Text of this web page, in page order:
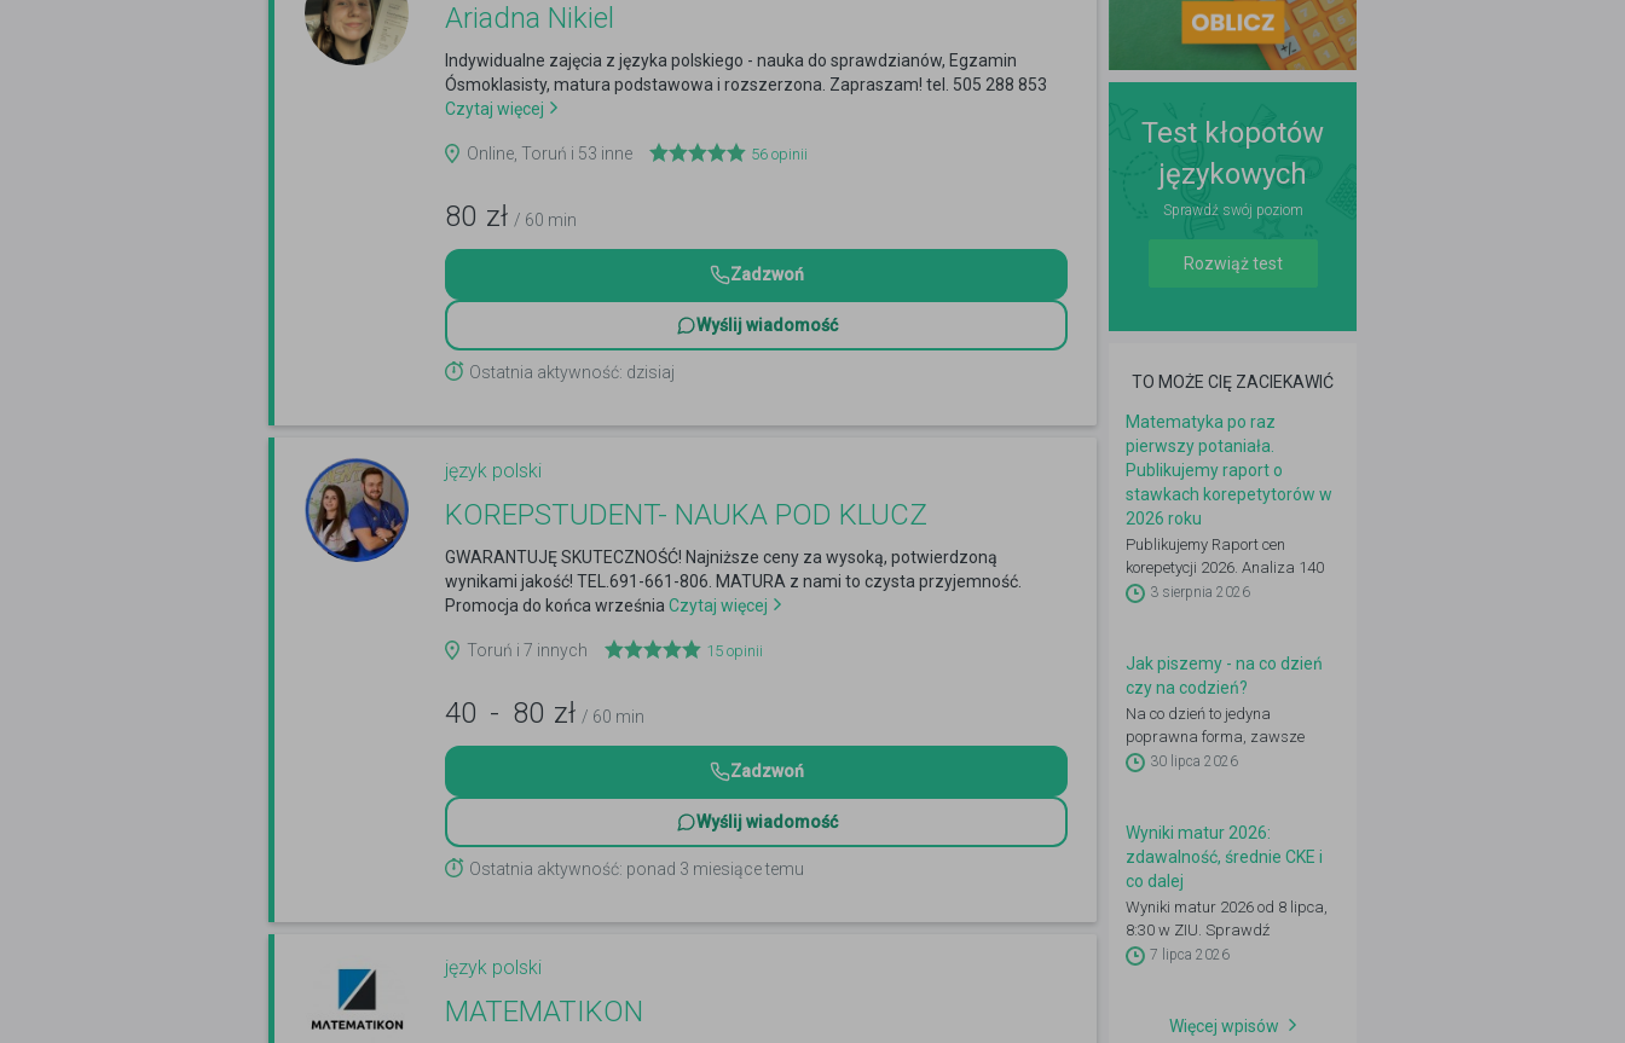
Ariadna Nikiel
Indywidualne zajęcia z języka polskiego - nauka do sprawdzianów, Egzamin
Ósmoklasisty, matura podstawowa i rozszerzona. Zapraszam! tel. 505 288 853
Czytaj więcej
Online, Toruń i 53 inne 56 opinii
80 zł / 60 min
Zadzwoń
Wyślij wiadomość
Ostatnia aktywność: dzisiaj
język polski
KOREPSTUDENT- NAUKA POD KLUCZ
GWARANTUJĘ SKUTECZNOŚĆ! Najniższe ceny za wysoką, potwierdzoną
wynikami jakość! TEL.691-661-806. MATURA z nami to czysta przyjemność.
Promocja do końca września Czytaj więcej
Toruń i 7 innych 15 opinii
40 - 80 zł / 60 min
Zadzwoń
Wyślij wiadomość
Ostatnia aktywność: ponad 3 miesiące temu
język polski
MATEMATIKON
Test kłopotów
językowych
Sprawdź swój poziom
Rozwiąż test
TO MOŻE CIĘ ZACIEKAWIĆ
Matematyka po raz
pierwszy potaniała.
Publikujemy raport o
stawkach korepetytorów w
2026 roku
Publikujemy Raport cen
korepetycji 2026. Analiza 140
648 ogłoszeń: 22 przedmioty,
3 sierpnia 2026
Jak piszemy - na co dzień
czy na codzień?
Na co dzień to jedyna
poprawna forma, zawsze
pisana rozdzielnie. „Na
30 lipca 2026
Wyniki matur 2026:
zdawalność, średnie CKE i
co dalej
Wyniki matur 2026 od 8 lipca,
8:30 w ZIU. Sprawdź
zdawalność, średnie CKE i co
7 lipca 2026
Więcej wpisów